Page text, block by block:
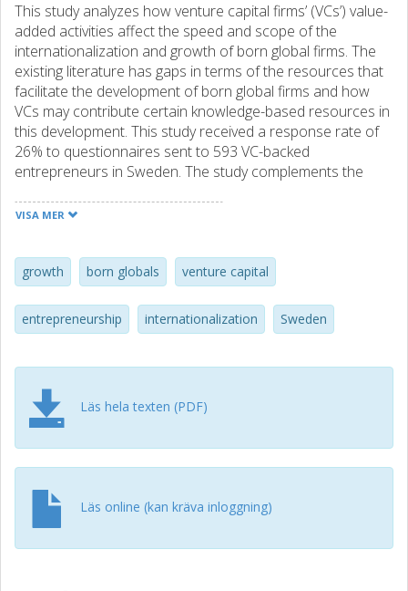
This study analyzes how venture capital firms’ (VCs’) value-
added activities affect the speed and scope of the
internationalization and growth of born global firms. The
existing literature has gaps in terms of the resources that
facilitate the development of born global firms and how
VCs may contribute certain knowledge-based resources in
this development. This study received a response rate of
26% to questionnaires sent to 593 VC-backed
entrepreneurs in Sweden. The study complements the
tests the relationship between VC value-added activities
global firms are prevalent among Swedish VC-backed firms,
there is no significant evidence that VC firms contribute to
their speed and scope of internationalization through their
knowledge-based resources.
VISA MER
growth born globals venture capital
entrepreneurship internationalization Sweden
Läs hela texten (PDF)
Läs online (kan kräva inloggning)